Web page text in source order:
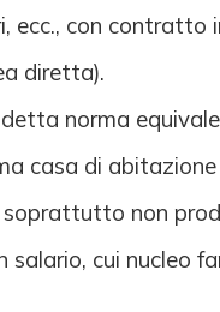
ecc., con
diretta).
norma
casa di
non
cui nucleo